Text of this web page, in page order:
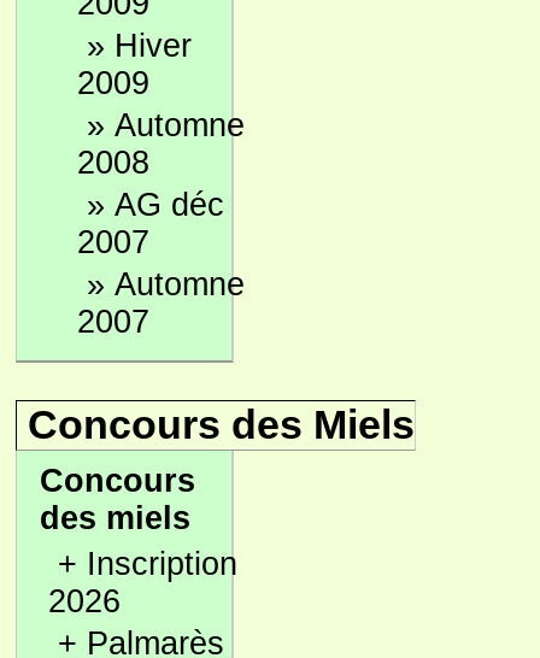
» Hiver
2009
» Automne
2008
» AG déc
2007
» Automne
2007
Concours des Miels
Concours
des miels
+ Inscription
2026
+ Palmarès